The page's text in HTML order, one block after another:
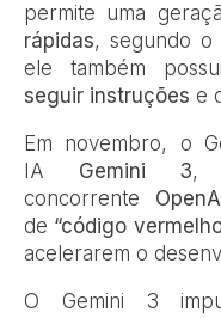
permite uma
rápidas, segundo o
ele também
seguir instruções e
Em novembro, o
IA Gemini 3,
concorrente OpenAI
de “código
acelerarem o
O Gemini 3